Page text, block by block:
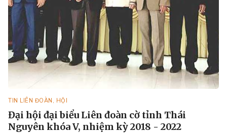
TIN LIÊN ĐOÀN, HỘI
Đại hội đại biểu Liên đoàn cờ tỉnh Thái
Nguyên khóa V, nhiệm kỳ 2018 - 2022